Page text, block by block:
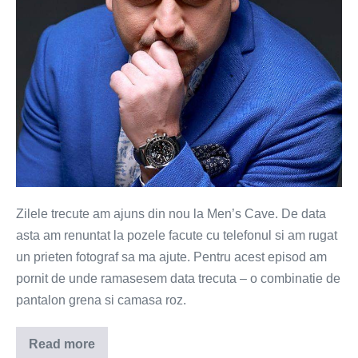
Zilele trecute am ajuns din nou la Men’s Cave. De data
asta am renuntat la pozele facute cu telefonul si am rugat
un prieten fotograf sa ma ajute. Pentru acest episod am
pornit de unde ramasesem data trecuta – o combinatie de
pantalon grena si camasa roz.
Read more
In